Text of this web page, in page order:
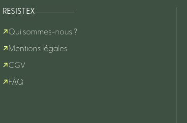
RESISTEX
Qui sommes-nous ?
Mentions légales
CGV
FAQ